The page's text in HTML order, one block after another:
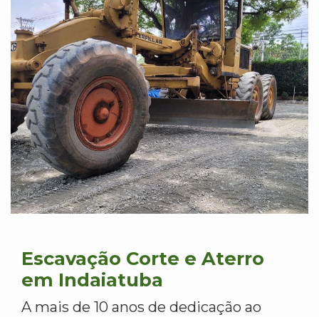
Escavação Corte e Aterro
em Indaiatuba
A mais de 10 anos de dedicação ao